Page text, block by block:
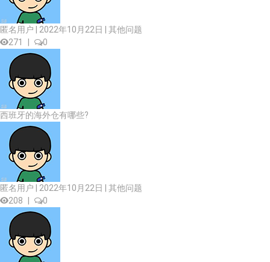
匿名用户 | 2022年10月22日 | 其他问题
271
0
西班牙的海外仓有哪些?
匿名用户 | 2022年10月22日 | 其他问题
208
0